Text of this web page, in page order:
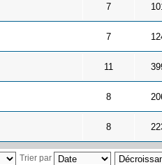
7
7
11
8
8
Trier par